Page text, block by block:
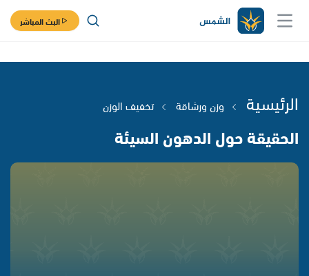
البث المباشر
الرئيسية وزن ورشاقة تخفيف الوزن
الحقيقة حول الدهون السيئة